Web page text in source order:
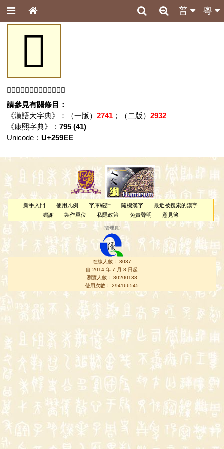
粵
普
𥧮
「𥧮」字未收錄於本資料庫。
請參見有關條目：
《漢語大字典》：（一版） 2741；（二版） 2932
《康熙字典》： 795 (41)
Unicode： U+259EE
新手入門 使用凡例 字庫統計 隨機漢字
最近被搜索的漢字
鳴謝
製作單位 私隱政策 免責聲明 意見簿
（管理員 ）
在線人數： 3037
自 2014 年 7 月 8 日起
瀏覽人數： 80200138
使用次數： 294166545